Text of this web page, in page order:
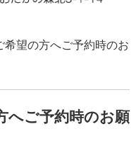
希望の方へご予約時のお
へご予約時のお願